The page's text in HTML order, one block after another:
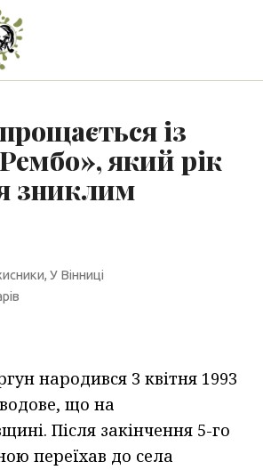
із
який рік
зниклим
,У Вінниці
народився 3 квітня 1993
що на
Після закінчення 5-го
переїхав до села